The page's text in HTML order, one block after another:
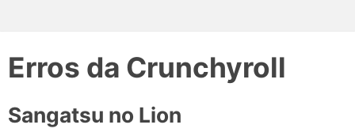
Erros da Crunchyroll
Sangatsu no Lion